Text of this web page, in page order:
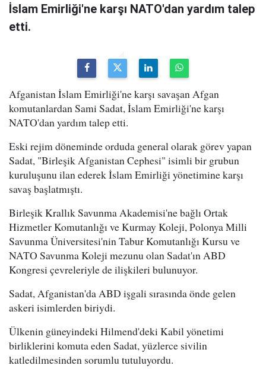
İslam Emirliği'ne karşı NATO'dan yardım talep
etti.
Afganistan İslam Emirliği'ne karşı savaşan Afgan
komutanlardan Sami Sadat, İslam Emirliği'ne karşı
NATO'dan yardım talep etti.
Eski rejim döneminde orduda general olarak görev yapan
Sadat, "Birleşik Afganistan Cephesi" isimli bir grubun
kuruluşunu ilan ederek İslam Emirliği yönetimine karşı
savaş başlatmıştı.
Birleşik Krallık Savunma Akademisi'ne bağlı Ortak
Hizmetler Komutanlığı ve Kurmay Koleji, Polonya Milli
Savunma Üniversitesi'nin Tabur Komutanlığı Kursu ve
NATO Savunma Koleji mezunu olan Sadat'ın ABD
Kongresi çevreleriyle de ilişkileri bulunuyor.
Sadat, Afganistan'da ABD işgali sırasında önde gelen
askeri isimlerden biriydi.
Ülkenin güneyindeki Hilmend'deki Kabil yönetimi
birliklerini komuta eden Sadat, yüzlerce sivilin
katledilmesinden sorumlu tutuluyordu.